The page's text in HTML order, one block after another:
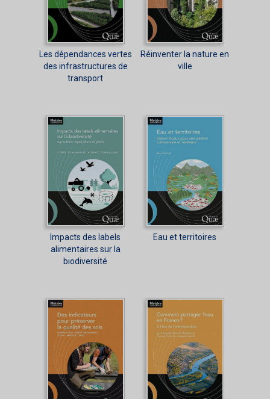
Les dépendances vertes
des infrastructures de
transport
Réinventer la nature en
ville
Impacts des labels
alimentaires sur la
biodiversité
Eau et territoires